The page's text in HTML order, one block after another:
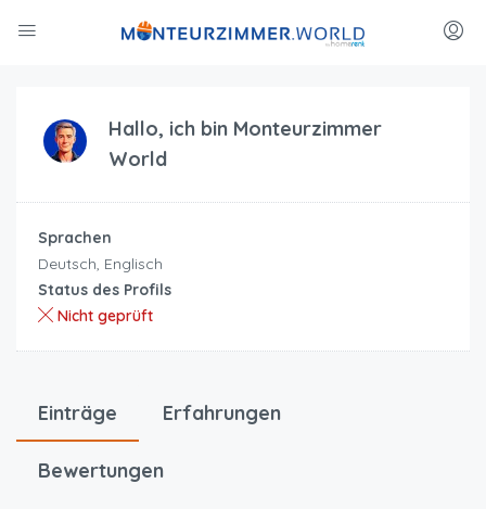
Hallo, ich bin Monteurzimmer
World
Sprachen
Deutsch, Englisch
Status des Profils
Nicht geprüft
Einträge Erfahrungen
Bewertungen